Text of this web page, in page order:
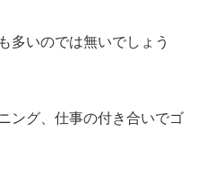
多いのでは無いでしょう
ング、仕事の付き合いでゴ